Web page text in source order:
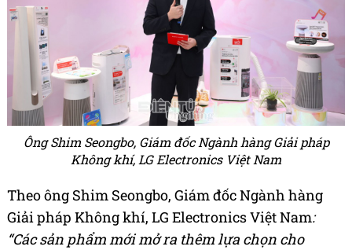
Ông Shim Seongbo, Giám đốc Ngành hàng Giải pháp
Không khí, LG Electronics Việt Nam
Theo ông Shim Seongbo, Giám đốc Ngành hàng
Giải pháp Không khí, LG Electronics Việt Nam:
“Các sản phẩm mới mở ra thêm lựa chọn cho